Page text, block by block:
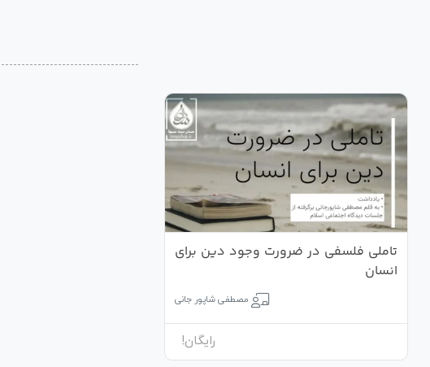
تاملی فلسفی در ضرورت وجود دین برای
انسان
مصطفی شاپور جانی
رایگان!